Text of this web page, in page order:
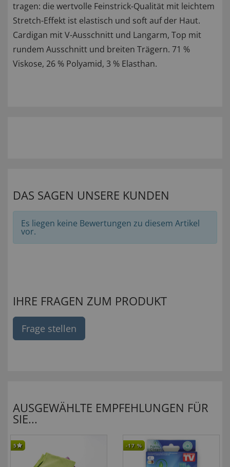
tragen: die wertvolle Feinstrick-Qualität mit leichtem
Stretch-Effekt ist elastisch und soft auf der Haut.
Cardigan mit V-Ausschnitt und Langarm, Top mit
rundem Ausschnitt und breiten Trägern. 71 %
Viskose, 26 % Polyamid, 3 % Elasthan.
DAS SAGEN UNSERE KUNDEN
Es liegen keine Bewertungen zu diesem Artikel
vor.
IHRE FRAGEN ZUM PRODUKT
Frage stellen
AUSGEWÄHLTE EMPFEHLUNGEN FÜR
SIE...
5 -17 %